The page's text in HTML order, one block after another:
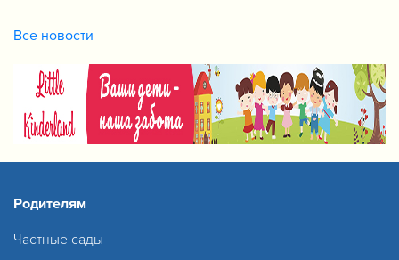
Все новости
Родителям
Частные сады